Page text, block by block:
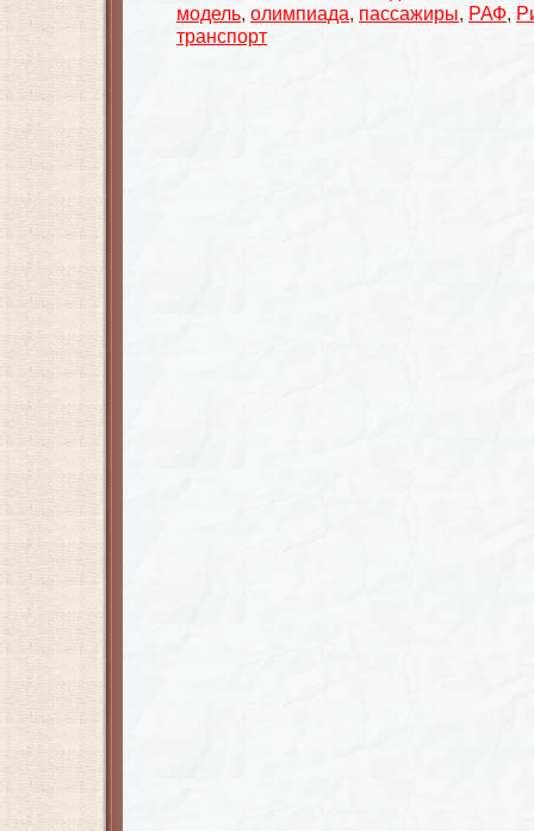
модель, олимпиада, пассажиры, РАФ,
транспорт